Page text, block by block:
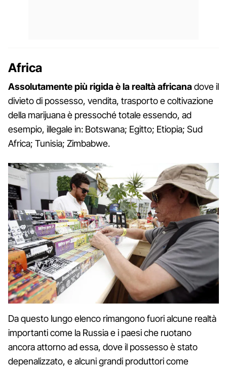
Africa
Assolutamente più rigida è la realtà africanadove il
divieto di possesso, vendita, trasporto e coltivazione
della marijuana è pressoché totale essendo, ad
esempio, illegale in: Botswana; Egitto; Etiopia; Sud
Africa; Tunisia; Zimbabwe.
Da questo lungo elenco rimangono fuori alcune realtà
importanti come la Russia e i paesi che ruotano
ancora attorno ad essa, dove il possesso è stato
depenalizzato, e alcuni grandi produttori come